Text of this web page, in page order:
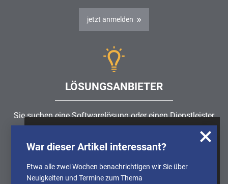
Informationen über die Nutzung unserer
Webseite zu erhalten und unser Angebot so
stetig verbessern zu können. Weitere
jetzt anmelden
LÖSUNGSANBIETER
Sie suchen eine Softwarelösung oder einen Dienstleister
rund um die ThemenRisikomanagement,GRC, IKS oder
ISMS?
Partner finden
War dieser Artikel interessant?
Etwa alle zwei Wochen benachrichtigen wir Sie über
Neuigkeiten und Termine zum Thema